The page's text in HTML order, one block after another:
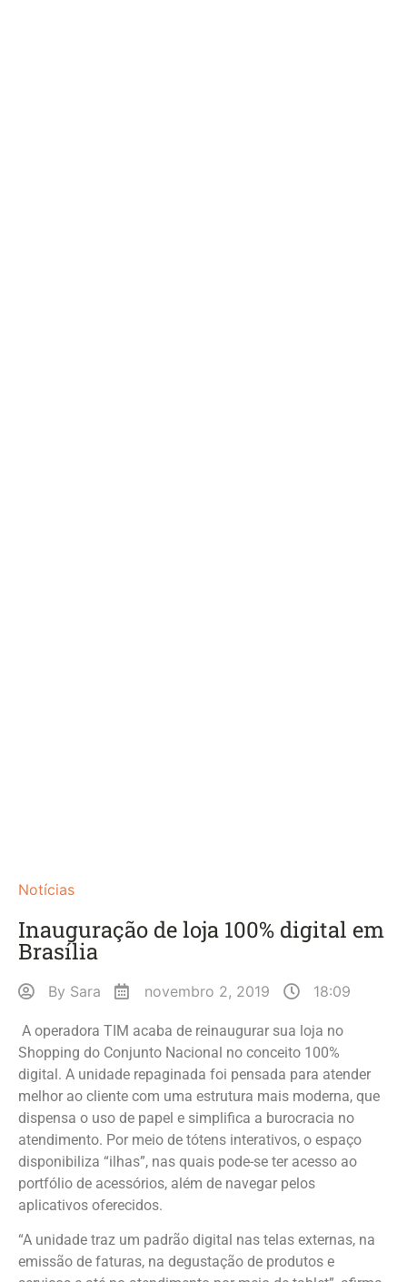
Notícias
Inauguração de loja 100% digital em
Brasília
By Sara novembro 2, 2019 18:09
A operadora TIM acaba de reinaugurar sua loja no
Shopping do Conjunto Nacional no conceito 100%
digital. A unidade repaginada foi pensada para atender
melhor ao cliente com uma estrutura mais moderna, que
dispensa o uso de papel e simplifica a burocracia no
atendimento. Por meio de tótens interativos, o espaço
disponibiliza “ilhas”, nas quais pode-se ter acesso ao
portfólio de acessórios, além de navegar pelos
aplicativos oferecidos.
“A unidade traz um padrão digital nas telas externas, na
emissão de faturas, na degustação de produtos e